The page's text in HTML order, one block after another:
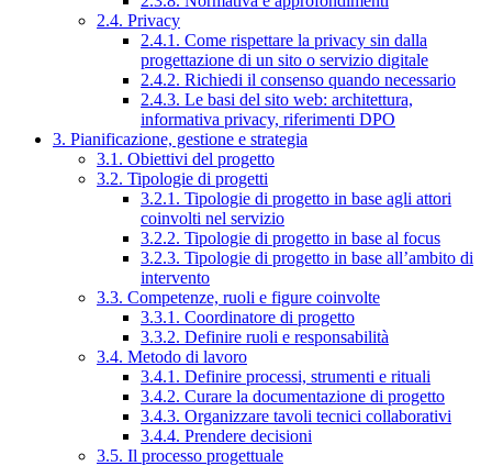
2.4. Privacy
2.4.1. Come rispettare la privacy sin dalla
progettazione di un sito o servizio digitale
2.4.2. Richiedi il consenso quando necessario
2.4.3. Le basi del sito web: architettura,
informativa privacy, riferimenti DPO
3. Pianificazione, gestione e strategia
3.1. Obiettivi del progetto
3.2. Tipologie di progetti
3.2.1. Tipologie di progetto in base agli attori
coinvolti nel servizio
3.2.2. Tipologie di progetto in base al focus
3.2.3. Tipologie di progetto in base all’ambito di
intervento
3.3. Competenze, ruoli e figure coinvolte
3.3.1. Coordinatore di progetto
3.3.2. Definire ruoli e responsabilità
3.4. Metodo di lavoro
3.4.1. Definire processi, strumenti e rituali
3.4.2. Curare la documentazione di progetto
3.4.3. Organizzare tavoli tecnici collaborativi
3.4.4. Prendere decisioni
3.5. Il processo progettuale